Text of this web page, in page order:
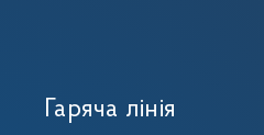
Гаряча лінія